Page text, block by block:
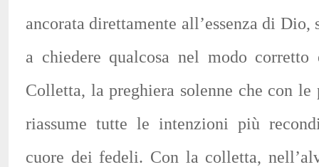
ancorata direttamente all’essenza di
a chiedere qualcosa nel modo
Colletta, la preghiera solenne che con le
riassume tutte le intenzioni più
cuore dei fedeli. Con la colletta,